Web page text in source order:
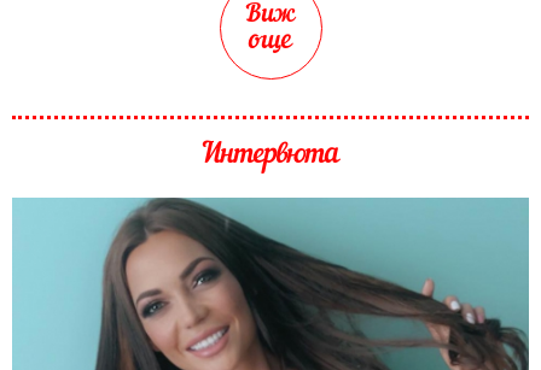
Виж
още
Интервюта